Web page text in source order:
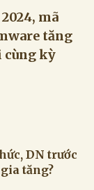
mã
tăng
cùng kỳ
DN trước
tăng?